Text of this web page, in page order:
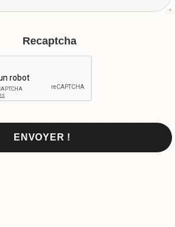
Recaptcha